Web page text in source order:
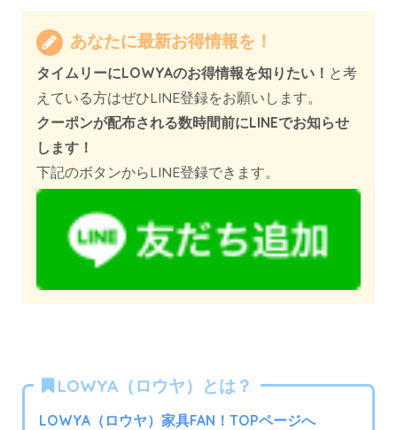
あなたに最新お得情報を！
タイムリーにLOWYAのお得情報を知りたい！ と考
えている方はぜひLINE登録をお願いします。
クーポンが配布される数時間前にLINEでお知らせ
します！
下記のボタンからLINE登録できます。
LOWYA（ロウヤ）とは？
LOWYA（ロウヤ）家具FAN！TOPページへ